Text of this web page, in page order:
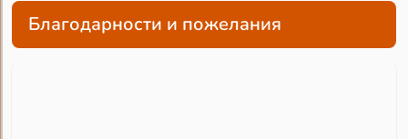
Благодарности и пожелания